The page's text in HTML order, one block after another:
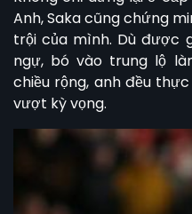
Anh, Saka cũng chứng
trội của mình. Dù được
ngự, bó vào trung lộ
chiều rộng, anh đều
vượt kỳ vọng.